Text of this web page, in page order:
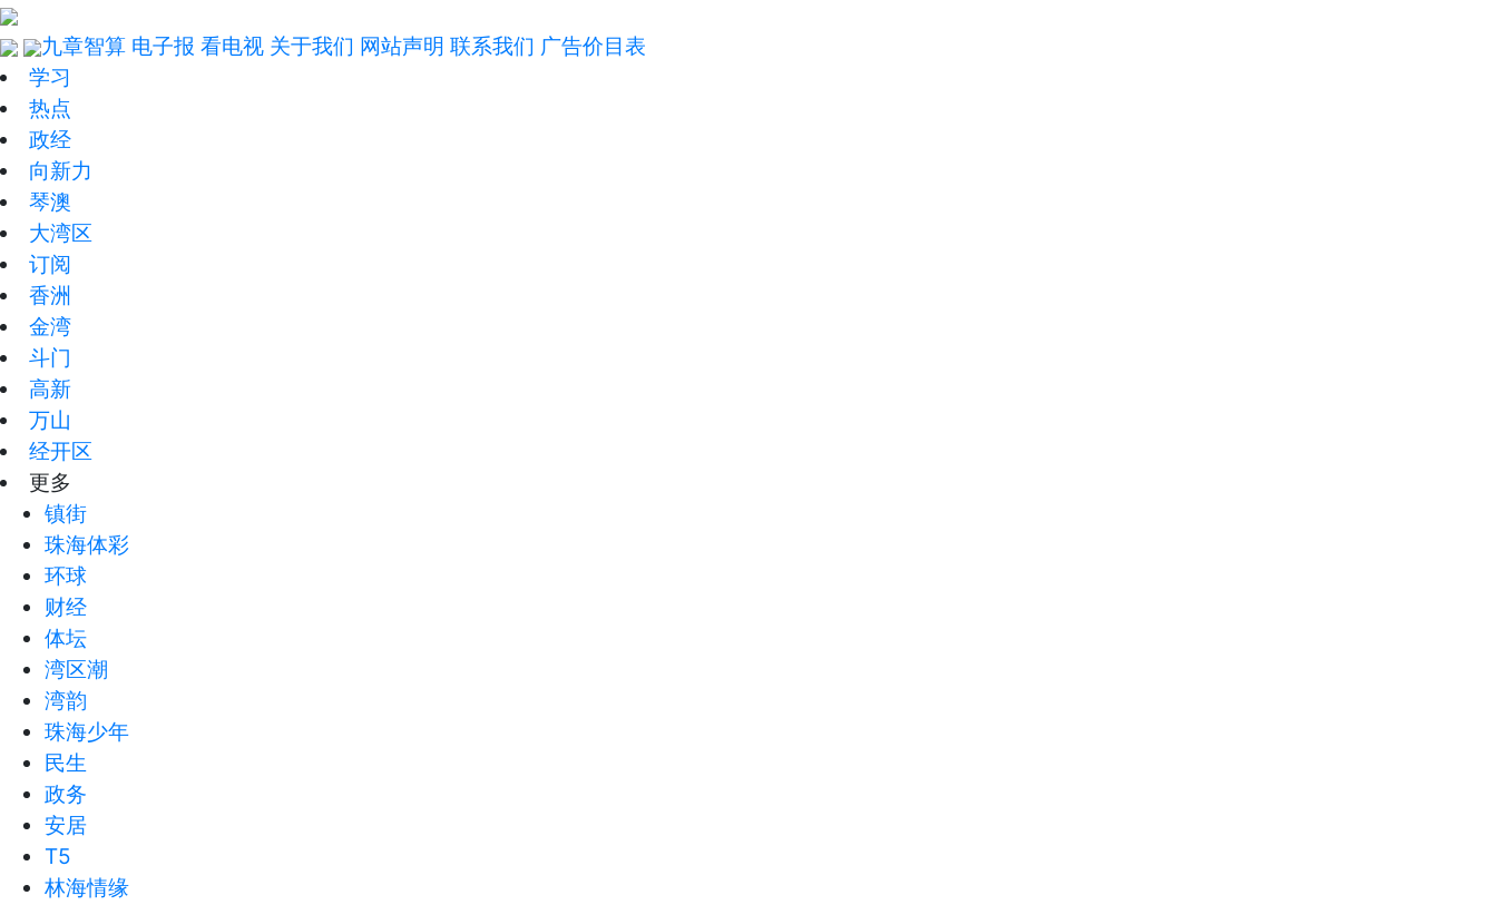
九章智算 电子报 看电视 关于我们 网站声明 联系我们 广告价目表
学习
热点
政经
向新力
琴澳
大湾区
订阅
香洲
金湾
斗门
高新
万山
经开区
更多
镇街
珠海体彩
环球
财经
体坛
湾区潮
湾韵
珠海少年
民生
政务
安居
T5
林海情缘